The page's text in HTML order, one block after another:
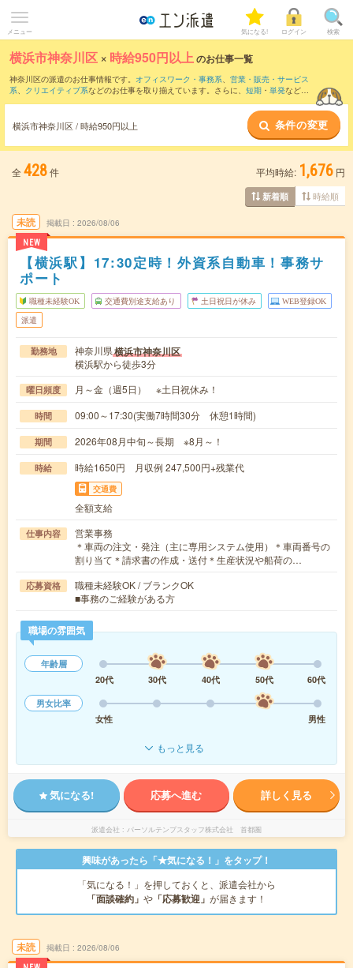
メニュー 気になる! ログイン 検索
横浜市神奈川区 × 時給950円以上のお仕事一覧
神奈川区の派遣のお仕事情報です。 オフィスワーク・事務系、 営業・販売・サービス
系、 クリエイティブ系などのお仕事を取り揃えています。さらに、 短期 ・ 単発などの
時給1250円以上・ 1800円以上の求人はこちら
当サイトでは法令を遵守し、最低賃金以上の求人のみを掲載しています。
横浜市神奈川区 / 時給950円以上 条件の変更
全 428件 平均時給: 1,676 円
新着順 時給順
未読
NEW
掲載日 2026/08/06
【横浜駅】17:30定時！外資系自動車！事務サ
ポート
職種未経験OK 交通費別途支給あり 土日祝日が休み WEB登録OK
派遣
勤務地 神奈川県横浜市神奈川区
横浜駅から徒歩3分
曜日頻度 月～金（週5日） ※土日祝休み！
時間 09:00～17:30(実働7時間30分 休憩1時間)
期間 2026年08月中旬～長期 ※8月～！
時給 時給1650円 月収例 247,500円+残業代
交通費
全額支給
仕事内容
営業事務
＊車両の注文・発注（主に専用システム使用）＊車両番号の
割り当て＊請求書の作成・送付＊生産状況や船荷の…
応募資格
職種未経験OK / ブランクOK
■事務のご経験がある方
職場の雰囲気
年齢層
20代
30代 40代 50代
60代
男女比率
女性
男性
もっと見る
気になる! 応募へ進む 詳しく見る
派遣会社 パーソルテンプスタッフ株式会社 首都圏
興味があったら「★気になる！」をタップ！
「気になる！」を押しておくと、派遣会社から
「面談確約」 や 「応募歓迎」 が届きます！
未読 掲載日 2026/08/06